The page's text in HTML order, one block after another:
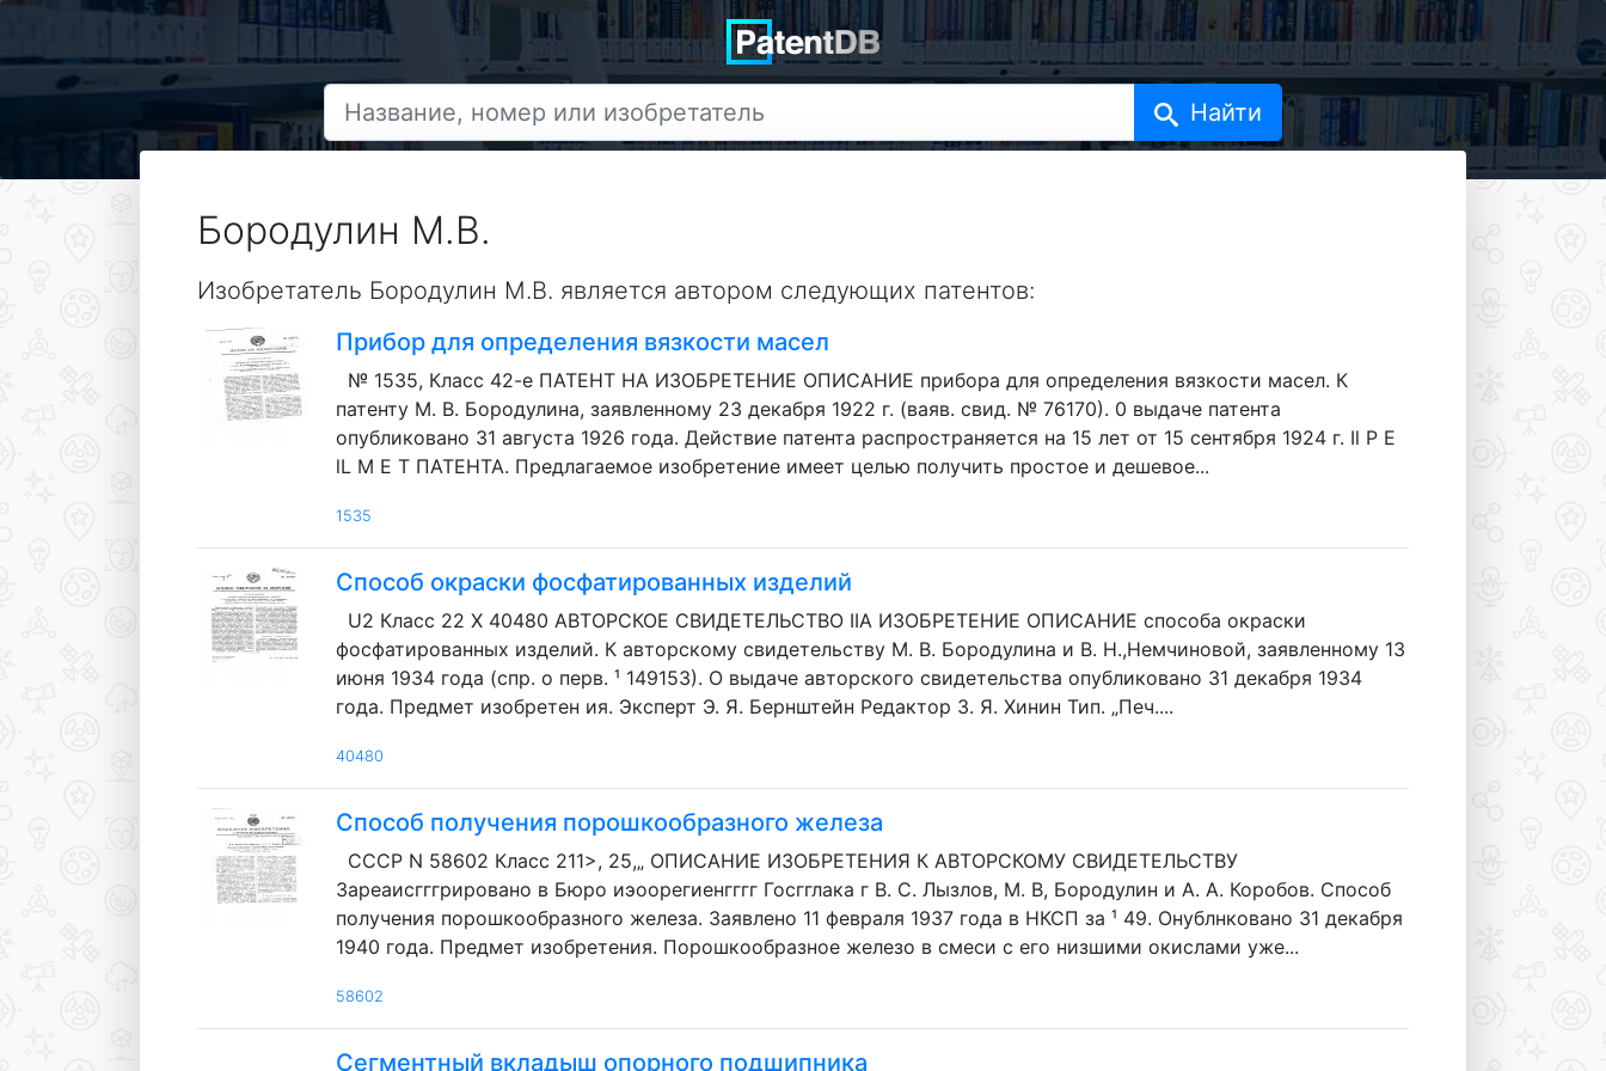
Бородулин М.В.
Изобретатель Бородулин М.В. является автором следующих патентов:
Прибор для определения вязкости масел
№ 1535, Класс 42-е ПАТЕНТ НА ИЗОБРЕТЕНИЕ ОПИСАНИЕ прибора для определения вязкости масел. К
патенту М. В. Бородулина, заявленному 23 декабря 1922 г. (ваяв. свид. № 76170). 0 выдаче патента
опубликовано 31 августа 1926 года. Действие патента распространяется на 15 лет от 15 сентября 1924 г. Il P E
lL M E T ПАТЕНТА. Предлагаемое изобретение имеет целью получить простое и дешевое...
1535
Способ окраски фосфатированных изделий
U2 Класс 22 X 40480 АВТОРСКОЕ СВИДЕТЕЛЬСТВО IIA ИЗОБРЕТЕНИЕ ОПИСАНИЕ способа окраски
фосфатированных изделий. К авторскому свидетельству M. В. Бородулина и В. Н.,Немчиновой, заявленному 13
июня 1934 года (спр. о перв. ¹ 149153). О выдаче авторского свидетельства опубликовано 31 декабря 1934
года. Предмет изобретен ия. Эксперт Э. Я. Бернштейн Редактор З. Я. Хинин Тип. „Печ....
40480
Способ получения порошкообразного железа
СССР N 58602 Класс 211>, 25,„ ОПИСАНИЕ ИЗОБРЕТЕНИЯ К АВТОРСКОМУ СВИДЕТЕЛЬСТВУ
Зареаисгггрировано в Бюро иэоорегиенгггг Госгглака г В. С. Лызлов, М. В, Бородулин и А. А. Коробов. Способ
получения порошкообразного железа. Заявлено 11 февраля 1937 года в НКСП за ¹ 49. Онублнковано 31 декабря
1940 года. Предмет изобретения. Порошкообразное железо в смеси с его низшими окислами уже...
58602
Сегментный вкладыш опорного подшипника